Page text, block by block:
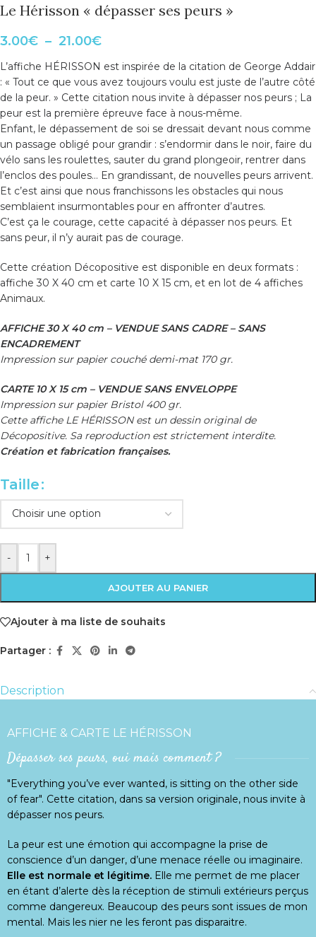
Le Hérisson « dépasser ses peurs »
3.00€ – 21.00€
L’affiche HÉRISSON est inspirée de la citation de George Addair
: « Tout ce que vous avez toujours voulu est juste de l’autre côté
de la peur. » Cette citation nous invite à dépasser nos peurs ; La
peur est la première épreuve face à nous-même.
Enfant, le dépassement de soi se dressait devant nous comme
un passage obligé pour grandir : s’endormir dans le noir, faire du
vélo sans les roulettes, sauter du grand plongeoir, rentrer dans
l’enclos des poules… En grandissant, de nouvelles peurs arrivent.
Et c’est ainsi que nous franchissons les obstacles qui nous
semblaient insurmontables pour en affronter d’autres.
C’est ça le courage, cette capacité à dépasser nos peurs. Et
sans peur, il n’y aurait pas de courage.
Cette création Décopositive est disponible en deux formats :
affiche 30 X 40 cm et carte 10 X 15 cm, et en lot de 4 affiches
Animaux.
AFFICHE 30 X 40 cm – VENDUE SANS CADRE – SANS
ENCADREMENT
Impression sur papier couché demi-mat 170 gr.
CARTE 10 X 15 cm – VENDUE SANS ENVELOPPE
Impression sur papier Bristol 400 gr.
Cette affiche LE HÉRISSON est un dessin original de
Décopositive. Sa reproduction est strictement interdite.
Création et fabrication françaises.
Taille
- +
AJOUTER AU PANIER
Ajouter à ma liste de souhaits
Partager :
Description
AFFICHE & CARTE LE HÉRISSON
Dépasser ses peurs, oui mais comment ?
"Everything you’ve ever wanted, is sitting on the other side
of fear". Cette citation, dans sa version originale, nous invite à
dépasser nos peurs.
La peur est une émotion qui accompagne la prise de
conscience d’un danger, d’une menace réelle ou imaginaire.
Elle est normale et légitime. Elle me permet de me placer
en étant d’alerte dès la réception de stimuli extérieurs perçus
comme dangereux. Beaucoup des peurs sont issues de mon
mental. Mais les nier ne les feront pas disparaitre.